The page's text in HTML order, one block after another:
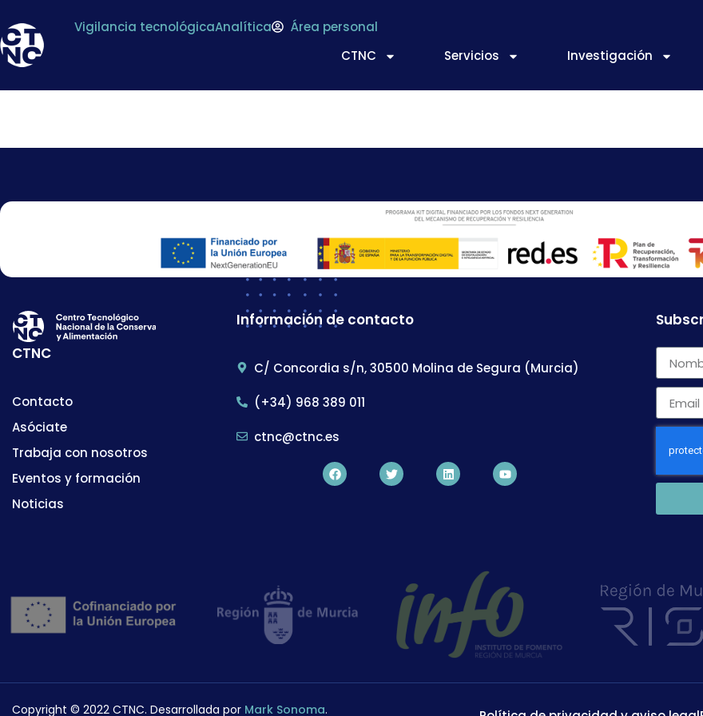
Vigilancia tecnológicaAnalítica
Área personal
CTNC
Servicios Investigación
CTNC
Contacto
Asóciate
Trabaja con nosotros
Eventos y formación
Noticias
Información de contacto
C/ Concordia s/n, 30500 Molina de Segura (Murcia)
(+34) 968 389 011
ctnc@ctnc.es
Copyright © 2022 CTNC. Desarrollada por Mark Sonoma.